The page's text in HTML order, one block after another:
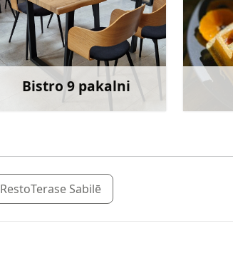
Bistro 9 pakalni
Uzzināt vairāk
RestoTerase Sabilē